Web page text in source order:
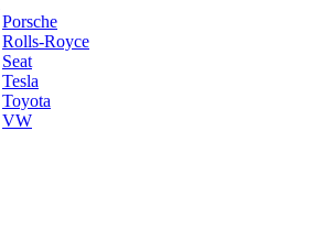
Porsche
Rolls-Royce
Seat
Tesla
Toyota
VW